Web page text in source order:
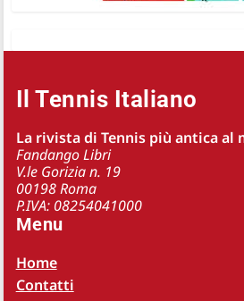
Il Tennis Italiano
La rivista di Tennis più antica al
Fandango Libri
V.le Gorizia n. 19
00198 Roma
P.IVA: 08254041000
Menu
Home
Contatti